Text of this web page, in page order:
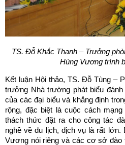
TS. Đỗ Khắc Thanh – Trưởng
Hùng Vương trình
Kết luận Hội thảo, TS. Đỗ Tùng –
trưởng Nhà trường phát biểu
của các đại biểu và khẳng định
rộng, đặc biệt là cuộc cách
thách thức đặt ra cho công tác
nghề về du lịch, dịch vụ là rất
Vương nói riêng và các cơ sở đào